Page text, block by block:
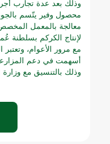
وذلك بعد عدة تجارب
محصول وفير يتّسم
معالجة بالمعمل
لإنتاج الكركم بسلطنة
مع مرور الأعوام،
أسهمت في دعم
وذلك بالتنسيق مع وزارة